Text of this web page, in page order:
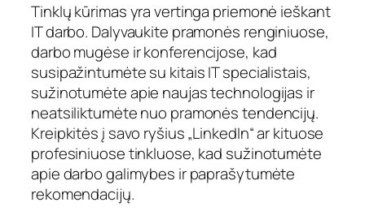
Tinklų kūrimas yra vertinga priemonė ieškant
IT darbo. Dalyvaukite pramonės renginiuose,
darbo mugėse ir konferencijose, kad
susipažintumėte su kitais IT specialistais,
sužinotumėte apie naujas technologijas ir
neatsiliktumėte nuo pramonės tendencijų.
Kreipkitės į savo ryšius „LinkedIn“ ar kituose
profesiniuose tinkluose, kad sužinotumėte
apie darbo galimybes ir paprašytumėte
rekomendacijų.